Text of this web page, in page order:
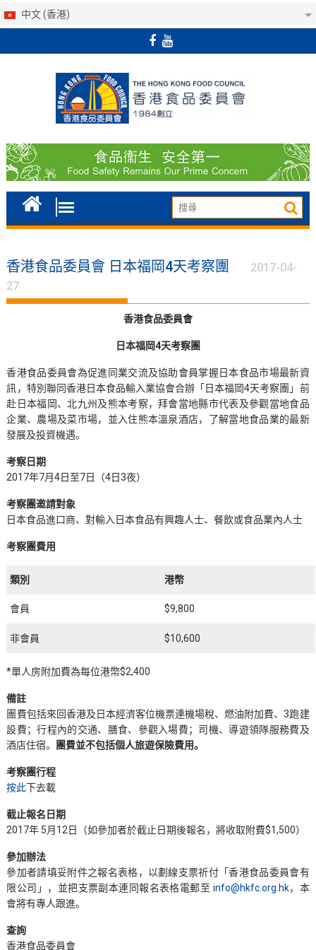
中文 (香港)
香港食品委員會 日本福岡4天考察團
2017-04-
27
香港食品委員會
日本福岡4天考察團
香港食品委員會為促進同業交流及協助會員掌握日本食品市場最新資
訊，特別聯同香港日本食品輸入業協會合辦「日本福岡4天考察團」前
赴日本福岡、北九州及熊本考察，拜會當地縣市代表及參觀當地食品
企業、農場及菜市場，並入住熊本溫泉酒店，了解當地食品業的最新
發展及投資機遇。
考察日期
2017年7月4日至7日（4日3夜）
考察團邀請對象
日本食品進口商、對輸入日本食品有興趣人士、餐飲或食品業內人士
考察團費用
類別 港幣
會員 $9,800
非會員 $10,600
*單人房附加費為每位港幣$2,400
備註
團費包括來回香港及日本經濟客位機票連機場稅、燃油附加費、3跑建
設費；行程內的交通、膳食、參觀入場費；司機、導遊領隊服務費及
酒店住宿。 團費並不包括個人旅遊保險費用。
考察團行程
按此下去載
截止報名日期
2017年 5月12日（如參加者於截止日期後報名，將收取附費$1,500）
參加辦法
參加者請填妥附件之報名表格，以劃線支票祈付「香港食品委員會有
限公司」，並把支票副本連同報名表格電郵至 info@hkfc.org.hk，本
會將有專人跟進。
查詢
香港食品委員會